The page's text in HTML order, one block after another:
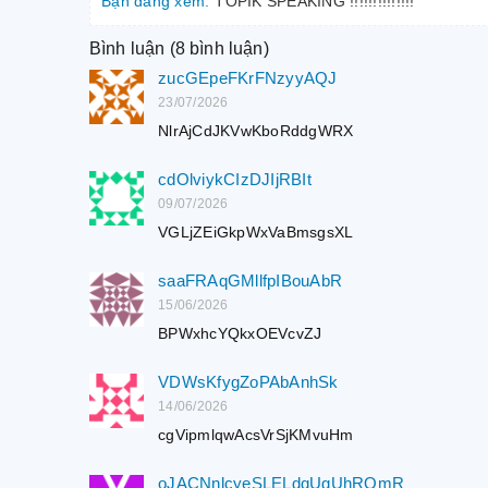
Bình luận (8 bình luận)
zucGEpeFKrFNzyyAQJ
23/07/2026
NlrAjCdJKVwKboRddgWRX
cdOlviykCIzDJIjRBIt
09/07/2026
VGLjZEiGkpWxVaBmsgsXL
saaFRAqGMllfpIBouAbR
15/06/2026
BPWxhcYQkxOEVcvZJ
VDWsKfygZoPAbAnhSk
14/06/2026
cgVipmlqwAcsVrSjKMvuHm
oJACNnlcyeSLELdqUgUhRQmR